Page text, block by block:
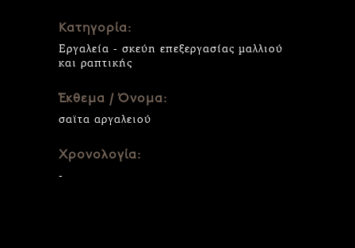
Κατηγορία:
Εργαλεία - σκεύη επεξεργασίας μαλλιού
και ραπτικής
Έκθεμα / Όνομα:
σαϊτα αργαλειού
Χρονολογία:
-